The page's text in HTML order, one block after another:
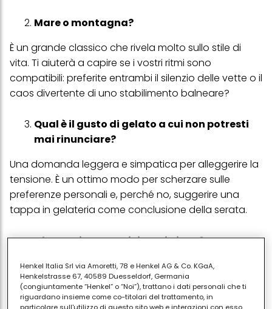
Mare o montagna?
È un grande classico che rivela molto sullo stile di
vita. Ti aiuterà a capire se i vostri ritmi sono
compatibili: preferite entrambi il silenzio delle vette o il
caos divertente di uno stabilimento balneare?
Qual è il gusto di gelato a cui non potresti
mai rinunciare?
Una domanda leggera e simpatica per alleggerire la
tensione. È un ottimo modo per scherzare sulle
preferenze personali e, perché no, suggerire una
tappa in gelateria come conclusione della serata.
Che musica o musicista ti piace?
La musica è uno dei connettori sociali più potenti.
Scoprire i gusti musicali dell'altro ti dice molto sulla
sua personalità e potrebbe far emergere passioni
Henkel Italia Srl via Amoretti, 78 e Henkel AG & Co. KGaA,
Henkelstrasse 67, 40589 Duesseldorf, Germania
(congiuntamente “Henkel” o “Noi”), trattano i dati personali che ti
riguardano insieme come co-titolari del trattamento, in